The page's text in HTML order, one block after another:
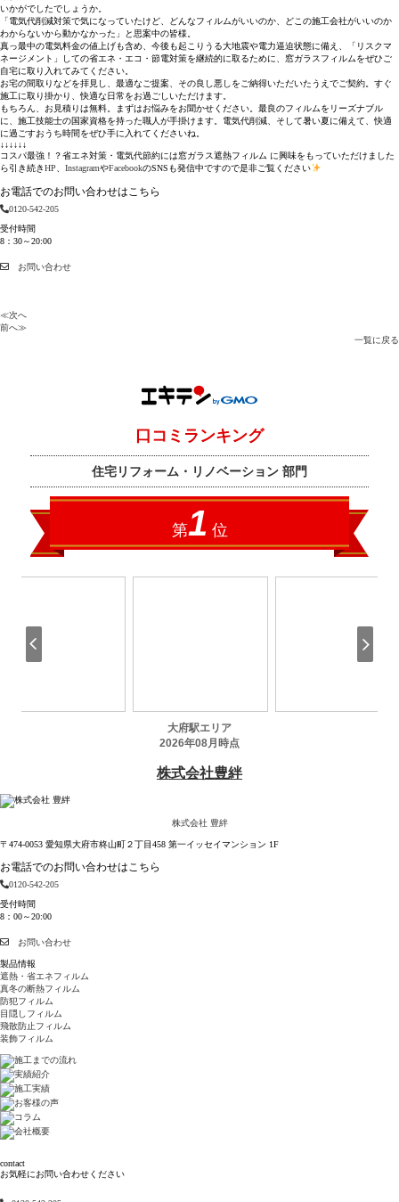
いかがでしたでしょうか。
「電気代削減対策で気になっていたけど、どんなフィルムがいいのか、どこの施工会社がいいのか
わからないから動かなかった」と思案中の皆様。
真っ最中の電気料金の値上げも含め、今後も起こりうる大地震や電力逼迫状態に備え、「リスクマ
ネージメント」しての省エネ・エコ・節電対策を継続的に取るために、窓ガラスフィルムをぜひご
自宅に取り入れてみてください。
お宅の間取りなどを拝見し、最適なご提案、その良し悪しをご納得いただいたうえでご契約。すぐ
施工に取り掛かり、快適な日常をお過ごしいただけます。
もちろん、お見積りは無料。まずはお悩みをお聞かせください。最良のフィルムをリーズナブル
に、施工技能士の国家資格を持った職人が手掛けます。電気代削減、そして暑い夏に備えて、快適
に過ごすおうち時間をぜひ手に入れてくださいね。
↓↓↓↓↓↓
コスパ最強！？省エネ対策・電気代節約には窓ガラス遮熱フィルム に興味をもっていただけました
ら引き続きHP InstagramやFacebookのSNSも発信中ですので是非ご覧ください
お電話でのお問い合わせはこちら
0120-542-205
受付時間
8：30～20:00
お問い合わせ
≪次へ
前へ≫
一覧に戻る
株式会社 豊絆
〒474-0053 愛知県大府市柊山町２丁目458 第一イッセイマンション 1F
お電話でのお問い合わせはこちら
0120-542-205
受付時間
8：00～20:00
お問い合わせ
製品情報
遮熱・省エネフィルム
真冬の断熱フィルム
防犯フィルム
目隠しフィルム
飛散防止フィルム
装飾フィルム
contact
お気軽にお問い合わせください